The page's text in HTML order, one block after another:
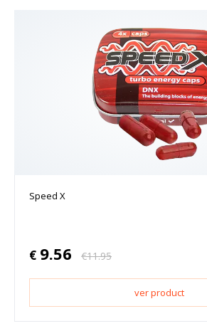
Speed X
€ 9.56 €11.95
ver product